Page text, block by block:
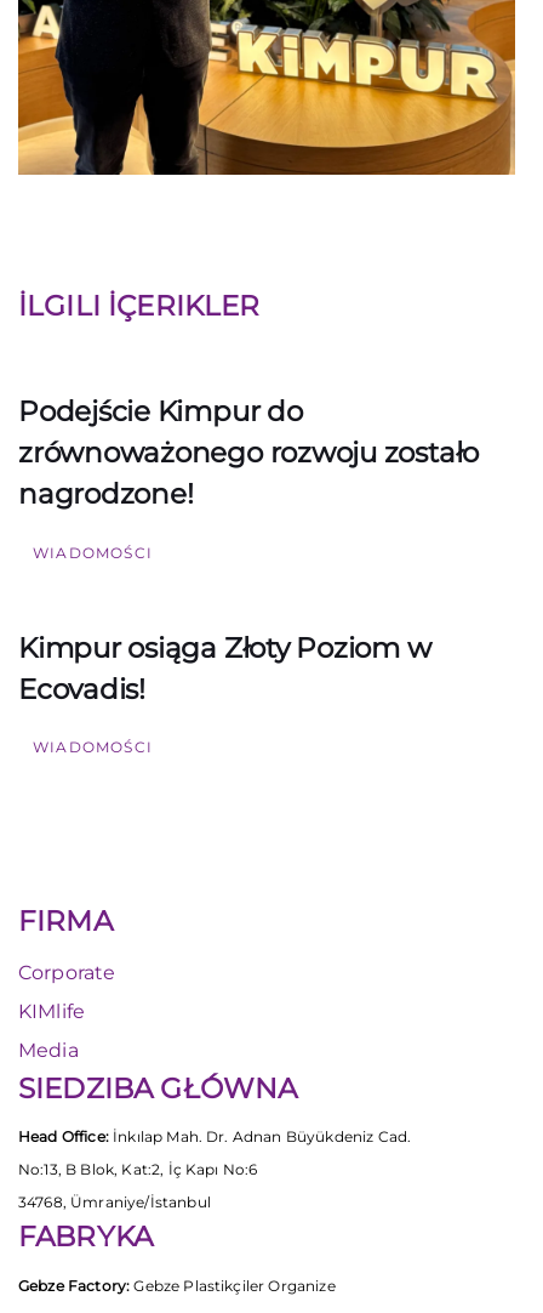
İLGILI İÇERIKLER
Podejście Kimpur do
zrównoważonego rozwoju zostało
nagrodzone!
WIADOMOŚCI
Kimpur osiąga Złoty Poziom w
Ecovadis!
WIADOMOŚCI
FIRMA
Corporate
KIMlife
Media
SIEDZIBA GŁÓWNA
Head Office:İnkılap Mah. Dr. Adnan Büyükdeniz Cad.
No:13, B Blok, Kat:2, İç Kapı No:6
34768, Ümraniye/İstanbul
FABRYKA
Gebze Factory: Gebze Plastikçiler Organize